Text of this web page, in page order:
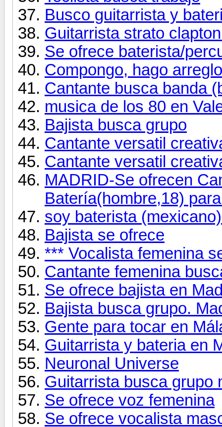
Busco guitarrista y
Guitarrista strato
Se ofrece baterista/
Compongo, hago
Cantante busca banda
musica de los 80 en
Bajista busca grupo
Cantante versatil
Cantante versatil
MADRID-Se ofrecen
Batería(hombre,18)
soy baterista
Bajista se ofrece
*** Vocalista femenina
Cantante femenina
Se ofrece bajista en
Bajista busca grupo.
Gente para tocar en
Guitarrista y bateria en
Neuronal Universe
Guitarrista busca grupo
Se ofrece voz femenina
Se ofrece vocalista